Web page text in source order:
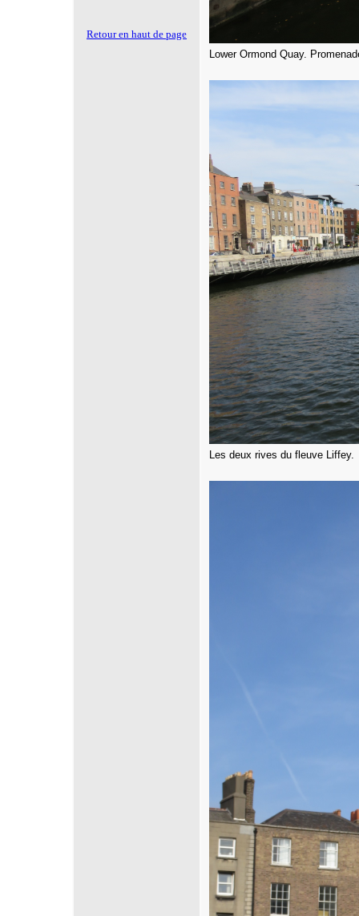
Retour en haut de page
Lower Ormond Quay.
Les deux rives du fleuve Liffey.